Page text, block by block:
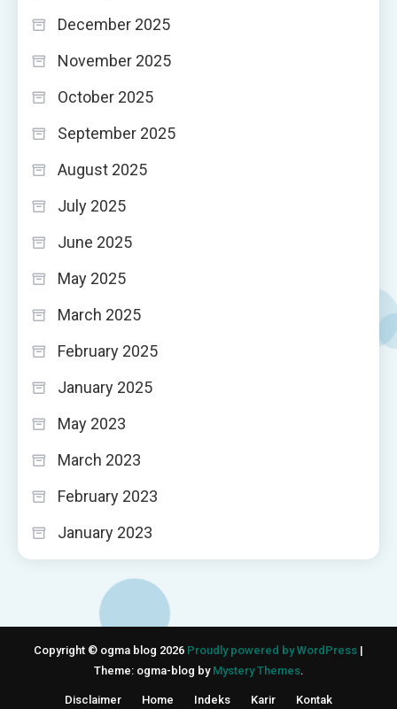
December 2025
November 2025
October 2025
September 2025
August 2025
July 2025
June 2025
May 2025
March 2025
February 2025
January 2025
May 2023
March 2023
February 2023
January 2023
Copyright © ogma blog 2026 Proudly powered by WordPress |
Theme: ogma-blog by Mystery Themes.
Disclaimer Home Indeks Karir Kontak